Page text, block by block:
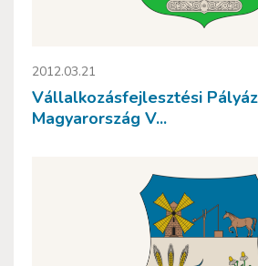
2012.03.21
Vállalkozásfejlesztési
Magyarország V...